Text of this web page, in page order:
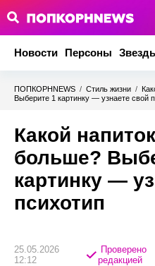
Новости Персоны
ПОПКОРНNEWS / Стиль жизни /
Выберите 1 картинку — узнаете свой
Какой
больше?
картинку —
психотип
25.05.2026
12:12
Проверено
редакцией